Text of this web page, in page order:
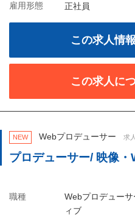
雇用形態 正社員
この求人情
この求人に
NEW Webプロデューサー 求
プロデューサー/ 映像
職種
Webプロデュー
ィブ